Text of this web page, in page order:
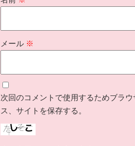
メール ※
次回のコメントで使用するためブラ
ス、サイトを保存する。